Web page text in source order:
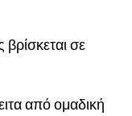
σε
από ομαδική